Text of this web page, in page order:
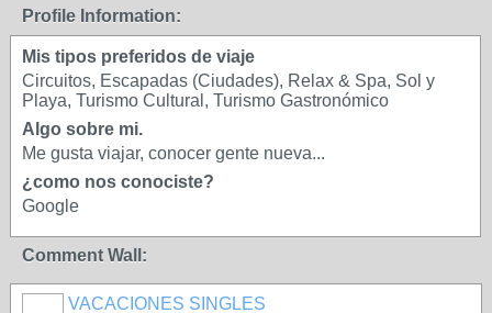
Profile Information:
Mis tipos preferidos de viaje
Circuitos, Escapadas (Ciudades), Relax & Spa, Sol y
Playa, Turismo Cultural, Turismo Gastronómico
Algo sobre mi.
Me gusta viajar, conocer gente nueva...
¿como nos conociste?
Google
Comment Wall:
VACACIONES SINGLES